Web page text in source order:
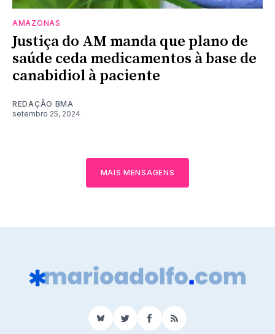
AMAZONAS
Justiça do AM manda que plano de
saúde ceda medicamentos à base de
canabidiol à paciente
REDAÇÃO BMA
setembro 25, 2024
MAIS MENSAGENS
BlueSkyTwitterFacebook
RSS